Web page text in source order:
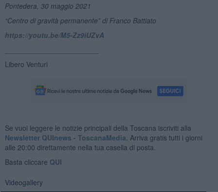
Pontedera, 30 maggio 2021
“Centro di gravità permanente” di Franco Battiato
https://youtu.be/M5-Zz9iUZvA
Libero Venturi
Se vuoi leggere le notizie principali della Toscana iscriviti alla
Newsletter QUInews - ToscanaMedia. Arriva gratis tutti i giorni
alle 20:00 direttamente nella tua casella di posta.
Basta cliccare QUI
Videogallery